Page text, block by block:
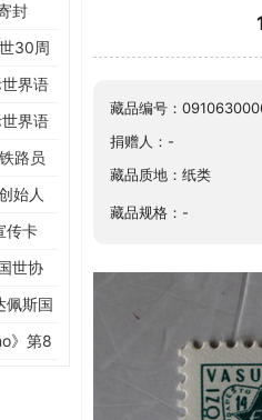
封
30周
界语
界语
路员
始人
传卡
世协
佩斯国
》第8
藏品编号：
捐赠人：-
藏品质地：纸类
藏品规格：-